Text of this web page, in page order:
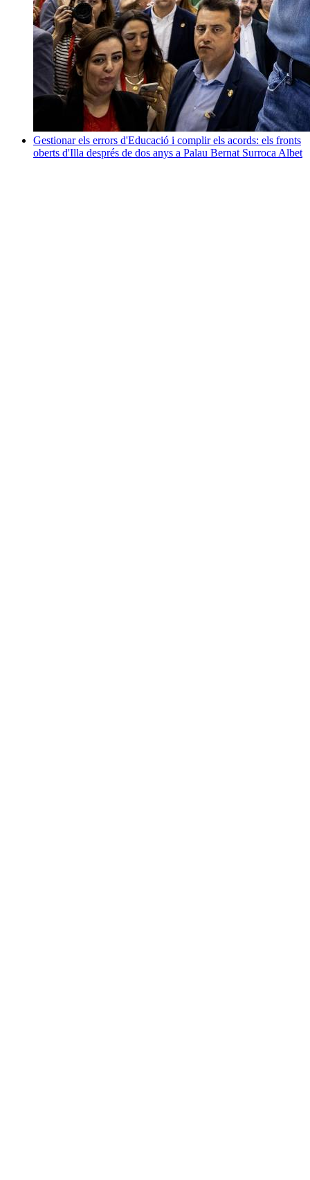
Gestionar els errors d'Educació i complir els acords: els fronts
oberts d'Illa després de dos anys a Palau Bernat Surroca Albet